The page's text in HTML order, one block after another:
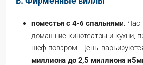
поместья с 4-6 спальнями:
домашние кинотеатры и кухни,
шеф-поваром. Цены
миллиона до 2,5 миллиона и5